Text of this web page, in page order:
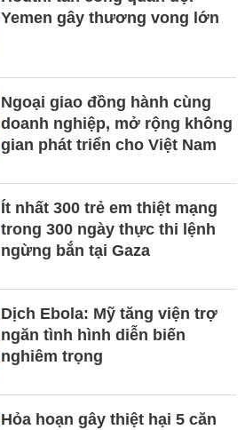
Yemen gây thương vong lớn
Ngoại giao đồng hành cùng
doanh nghiệp, mở rộng không
gian phát triển cho Việt Nam
Ít nhất 300 trẻ em thiệt mạng
trong 300 ngày thực thi lệnh
ngừng bắn tại Gaza
Dịch Ebola: Mỹ tăng viện trợ
ngăn tình hình diễn biến
nghiêm trọng
Hỏa hoạn gây thiệt hại 5 căn